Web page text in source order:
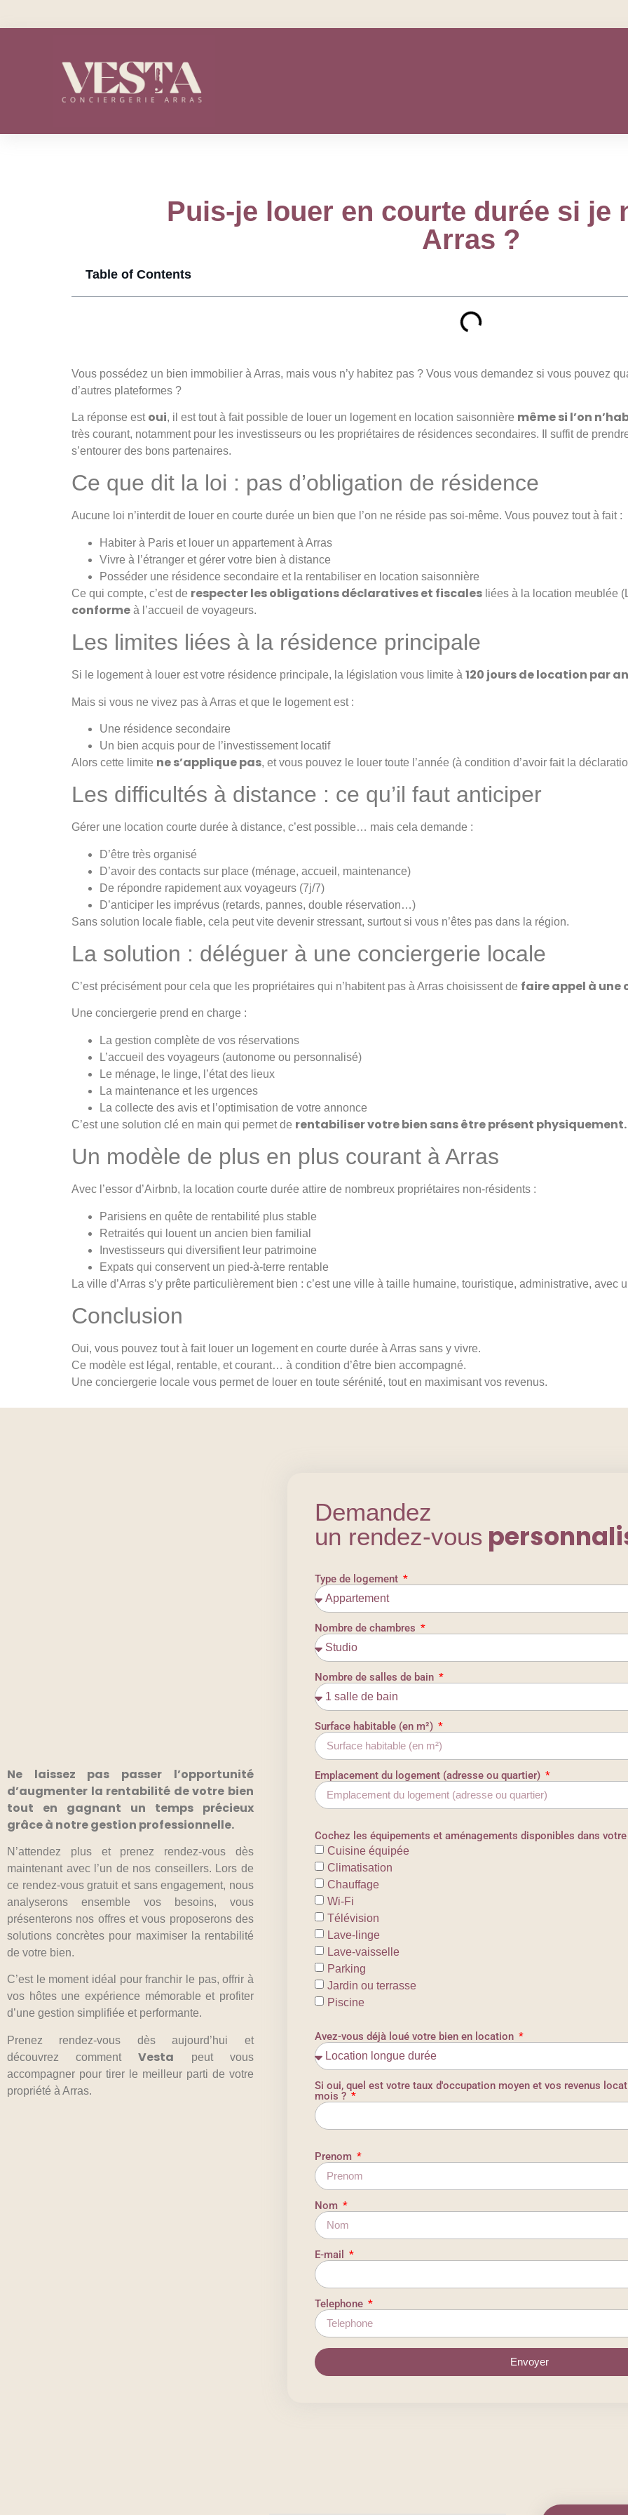
Puis-je louer en courte durée si je
Arras ?
Table of Contents
Vous possédez un bien immobilier à Arras, mais vous n’y habitez pas ? Vous vous demandez si vous pouvez
d’autres plateformes ?
La réponse est oui, il est tout à fait possible de louer un logement en location saisonnière même si l’on
très courant, notamment pour les investisseurs ou les propriétaires de résidences secondaires. Il suffit de
s’entourer des bons partenaires.
Ce que dit la loi : pas d’obligation de résidence
Aucune loi n’interdit de louer en courte durée un bien que l’on ne réside pas soi-même. Vous pouvez tout à fait :
Habiter à Paris et louer un appartement à Arras
Vivre à l’étranger et gérer votre bien à distance
Posséder une résidence secondaire et la rentabiliser en location saisonnière
Ce qui compte, c’est de respecter les obligations déclaratives et fiscales liées à la location meublée
conforme à l’accueil de voyageurs.
Les limites liées à la résidence principale
Si le logement à louer est votre résidence principale, la législation vous limite à 120 jours de location par an
Mais si vous ne vivez pas à Arras et que le logement est :
Une résidence secondaire
Un bien acquis pour de l’investissement locatif
Alors cette limite ne s’applique pas, et vous pouvez le louer toute l’année (à condition d’avoir fait la
Les difficultés à distance : ce qu’il faut anticiper
Gérer une location courte durée à distance, c’est possible… mais cela demande :
D’être très organisé
D’avoir des contacts sur place (ménage, accueil, maintenance)
De répondre rapidement aux voyageurs (7j/7)
D’anticiper les imprévus (retards, pannes, double réservation…)
Sans solution locale fiable, cela peut vite devenir stressant, surtout si vous n’êtes pas dans la région.
La solution : déléguer à une conciergerie locale
C’est précisément pour cela que les propriétaires qui n’habitent pas à Arras choisissent de faire appel à une
Une conciergerie prend en charge :
La gestion complète de vos réservations
L’accueil des voyageurs (autonome ou personnalisé)
Le ménage, le linge, l’état des lieux
La maintenance et les urgences
La collecte des avis et l’optimisation de votre annonce
C’est une solution clé en main qui permet de rentabiliser votre bien sans être présent physiquement.
Un modèle de plus en plus courant à Arras
Avec l’essor d’Airbnb, la location courte durée attire de nombreux propriétaires non-résidents :
Parisiens en quête de rentabilité plus stable
Retraités qui louent un ancien bien familial
Investisseurs qui diversifient leur patrimoine
Expats qui conservent un pied-à-terre rentable
La ville d’Arras s’y prête particulièrement bien : c’est une ville à taille humaine, touristique, administrative,
Conclusion
Oui, vous pouvez tout à fait louer un logement en courte durée à Arras sans y vivre.
Ce modèle est légal, rentable, et courant… à condition d’être bien accompagné.
Une conciergerie locale vous permet de louer en toute sérénité, tout en maximisant vos revenus.
Ne laissez pas passer l’opportunité
d’augmenter la rentabilité de votre bien
tout en gagnant un temps précieux
grâce à notre gestion professionnelle.
N’attendez plus et prenez rendez-vous dès
maintenant avec l’un de nos conseillers. Lors de
ce rendez-vous gratuit et sans engagement, nous
analyserons ensemble vos besoins, vous
présenterons nos offres et vous proposerons des
solutions concrètes pour maximiser la rentabilité
de votre bien.
C’est le moment idéal pour franchir le pas, offrir à
vos hôtes une expérience mémorable et profiter
d’une gestion simplifiée et performante.
Prenez rendez-vous dès aujourd’hui et
découvrez commentVesta peut vous
accompagner pour tirer le meilleur parti de votre
propriété à Arras.
Demandez
un rendez-vous
Type de logement
Nombre de chambres
Nombre de salles de bain
Surface habitable (en m²)
Emplacement du logement (adresse ou quartier)
Cochez les équipements et aménagements disponibles dans
Cuisine équipée
Climatisation
Chauffage
Wi-Fi
Télévision
Lave-linge
Lave-vaisselle
Parking
Jardin ou terrasse
Piscine
Avez-vous déjà loué votre bien en location
Si oui, quel est votre taux d'occupation moyen et vos revenus
mois ?
Prenom
Nom
E-mail
Telephone
Envoyer